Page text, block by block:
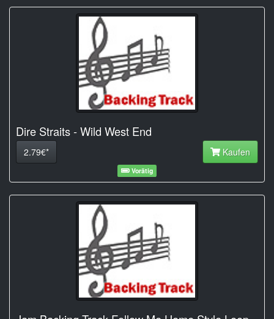
Dire Straits - Wild West End
2.79€* Kaufen
Vorätig